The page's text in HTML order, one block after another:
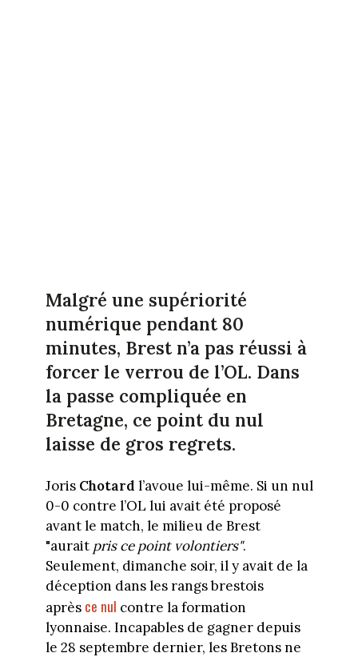
Malgré une supériorité
numérique pendant 80
minutes, Brest n’a pas réussi à
forcer le verrou de l’OL. Dans
la passe compliquée en
Bretagne, ce point du nul
laisse de gros regrets.
Joris Chotard l’avoue lui-même. Si un nul
0-0 contre l’OL lui avait été proposé
avant le match, le milieu de Brest
"auraitpris ce point volontiers".
Seulement, dimanche soir, il y avait de la
déception dans les rangs brestois
après ce nul contre la formation
lyonnaise. Incapables de gagner depuis
le 28 septembre dernier, les Bretons ne